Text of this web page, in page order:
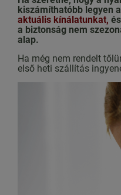
kiszámíthatóbb legyen
aktuális kínálatunkat,
a biztonság nem
alap.
Ha még nem rendelt
első heti szállítás